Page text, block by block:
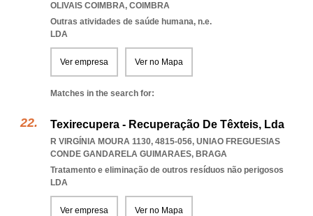
OLIVAIS COIMBRA, COIMBRA
Outras atividades de saúde humana, n.e.
LDA
Ver empresa Ver no Mapa
Matches in the search for:
Texirecupera - Recuperação De Têxteis, Lda
R VIRGÍNIA MOURA 1130, 4815-056, UNIAO FREGUESIAS
CONDE GANDARELA GUIMARAES, BRAGA
Tratamento e eliminação de outros resíduos não perigosos
LDA
Ver empresa Ver no Mapa